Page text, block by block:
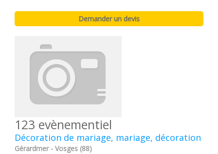
123 evènementiel
Décoration de mariage, mariage, décoration
Gérardmer - Vosges (88)